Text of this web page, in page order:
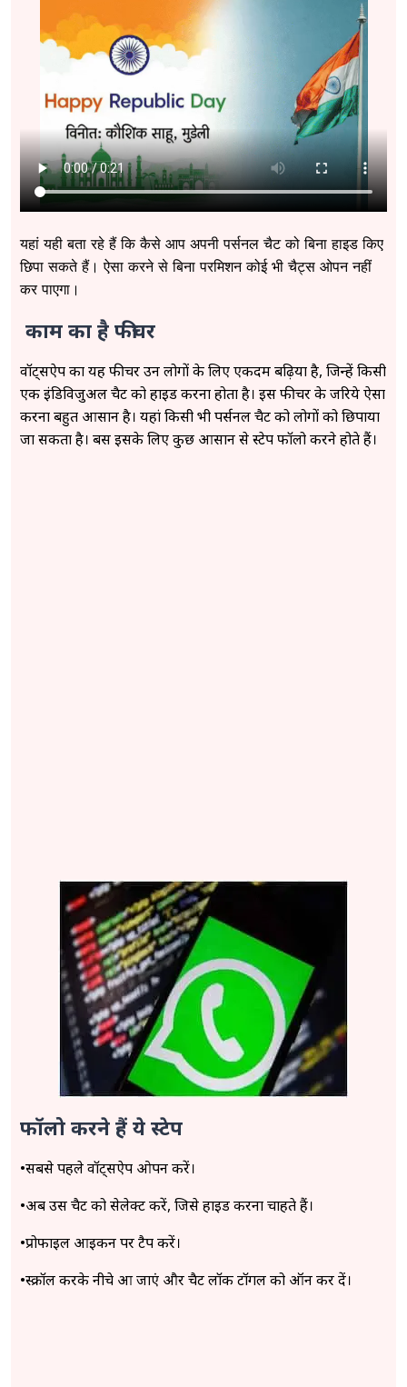
यहां यही बता रहे हैं कि कैसे आप अपनी पर्सनल चैट को बिना हाइड किए
छिपा सकते हैं। ऐसा करने से बिना परमिशन कोई भी चैट्स ओपन नहीं
कर पाएगा।
काम का है फीचर
वॉट्सऐप का यह फीचर उन लोगों के लिए एकदम बढ़िया है, जिन्हें किसी
एक इंडिविजुअल चैट को हाइड करना होता है। इस फीचर के जरिये ऐसा
करना बहुत आसान है। यहां किसी भी पर्सनल चैट को लोगों को छिपाया
जा सकता है। बस इसके लिए कुछ आसान से स्टेप फॉलो करने होते हैं।
फॉलो करने हैं ये स्टेप
•सबसे पहले वॉट्सऐप ओपन करें।
•अब उस चैट को सेलेक्ट करें, जिसे हाइड करना चाहते हैं।
•प्रोफाइल आइकन पर टैप करें।
•स्क्रॉल करके नीचे आ जाएं और चैट लॉक टॉगल को ऑन कर दें।